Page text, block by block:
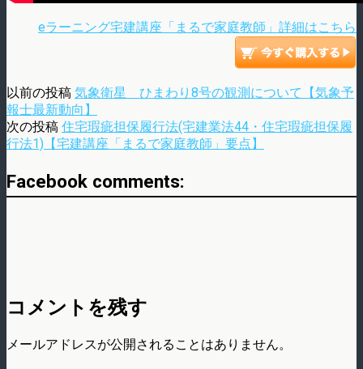
eラーニング宅建講座「まるで家庭教師」詳細はこちら
以前の投稿 気象衛星 ひまわり8号の観測について【気象予
報士最新動向】
次の投稿 住宅瑕疵担保履行法(宅建業法44・住宅瑕疵担保履
行法1)【宅建講座「まるで家庭教師」要点】
Facebook comments:
コメントを残す
メールアドレスが公開されることはありません。